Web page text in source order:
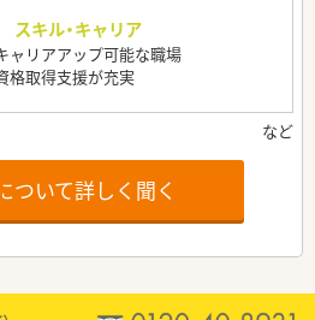
スキル・キャリア
ャリアアップ可能な職場
格取得支援が充実
ついて詳しく聞く